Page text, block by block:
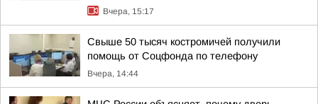
Вчера, 15:17
Свыше 50 тысяч костромичей получили
помощь от Соцфонда по телефону
Вчера, 14:44